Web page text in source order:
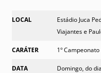
LOCAL
Estádio Juca
Viajantes e
CARÁTER 1º
DATA Domingo, do